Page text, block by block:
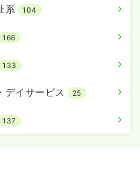
系 104
166
133
デイサービス 25
137